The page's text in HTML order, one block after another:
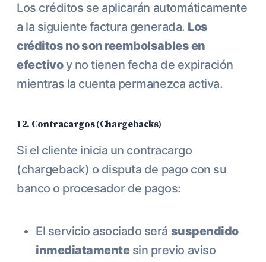
Los créditos se aplicarán automáticamente
a la siguiente factura generada. Los
créditos no son reembolsables en
efectivoy no tienen fecha de expiración
mientras la cuenta permanezca activa.
12. Contracargos (Chargebacks)
Si el cliente inicia un contracargo
(chargeback) o disputa de pago con su
banco o procesador de pagos:
El servicio asociado será suspendido
inmediatamentesin previo aviso